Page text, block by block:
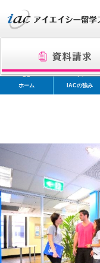
ホーム IACの強み